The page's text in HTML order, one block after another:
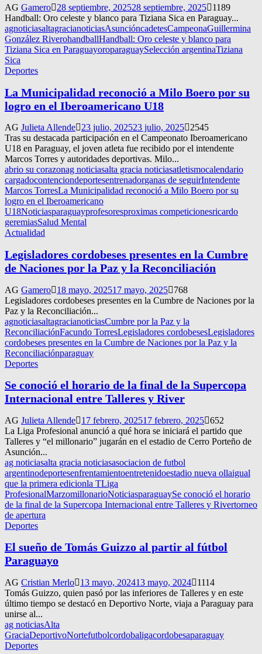
AG Gamero 28 septiembre, 202528 septiembre, 2025
1189
Handball: Oro celeste y blanco para Tiziana Sica en Paraguay...
agnoticiasaltagracianoticiasAsuncióncadetesCampeonaGuillermina
González RiverohandballHandball: Oro celeste y blanco para
Tiziana Sica en ParaguayoroparaguaySelección argentinaTiziana
Sica
Deportes
La Municipalidad reconoció a Milo Boero por su
logro en el Iberoamericano U18
AG Julieta Allende 23 julio, 202523 julio, 2025
2545
Tras su destacada participación en el Campeonato Iberoamericano
U18 en Paraguay, el joven atleta fue recibido por el intendente
Marcos Torres y autoridades deportivas. Milo...
abrio su corazonag noticiasalta gracia noticiasatletismocalendario
cargadocontenciondeportesentrenadorganas de seguirIntendente
Marcos TorresLa Municipalidad reconoció a Milo Boero por su
logro en el Iberoamericano
U18Noticiasparaguayprofesoresproximas competicionesricardo
geremiasSalud Mental
Actualidad
Legisladores cordobeses presentes en la Cumbre
de Naciones por la Paz y la Reconciliación
AG Gamero 18 mayo, 202517 mayo, 2025
768
Legisladores cordobeses presentes en la Cumbre de Naciones por la
Paz y la Reconciliación...
agnoticiasaltagracianoticiasCumbre por la Paz y la
ReconciliaciónFacundo TorresLegisladores cordobesesLegisladores
cordobeses presentes en la Cumbre de Naciones por la Paz y la
Reconciliaciónparaguay
Deportes
Se conoció el horario de la final de la Supercopa
Internacional entre Talleres y River
AG Julieta Allende 17 febrero, 202517 febrero, 2025 652
La Liga Profesional anunció a qué hora se iniciará el partido que
Talleres y “el millonario” jugarán en el estadio de Cerro Porteño de
Asunción...
ag noticiasalta gracia noticiasasociacion de futbol
argentinodeportesenfrentamientoentretenidoestadio nueva ollaigual
que la primera edicionla TLiga
ProfesionalMarzomillonarioNoticiasparaguaySe conoció el horario
de la final de la Supercopa Internacional entre Talleres y Rivertorneo
de apertura
Deportes
El sueño de Tomás Guizzo al partir al fútbol
Paraguayo
AG Cristian Merlo 13 mayo, 202413 mayo, 2024
1114
Tomás Guizzo, quien pasó por las inferiores de Talleres y en este
último tiempo se destacó en Deportivo Norte, viaja a Paraguay para
unirse al...
ag noticiasAlta
GraciaDeportivoNortefutbolcordobaligacordobesaparaguay
Deportes